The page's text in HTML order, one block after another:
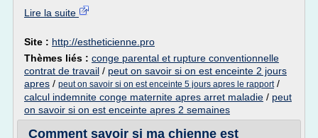
Lire la suite
Site : http://estheticienne.pro
Thèmes liés : conge parental et rupture conventionnelle
contrat de travail / peut on savoir si on est enceinte 2 jours
apres / peut on savoir si on est enceinte 5 jours apres le rapport/
calcul indemnite conge maternite apres arret maladie / peut
on savoir si on est enceinte apres 2 semaines
Comment savoir si ma chienne est